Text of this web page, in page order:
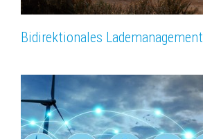
Bidirektionales Lademanagement